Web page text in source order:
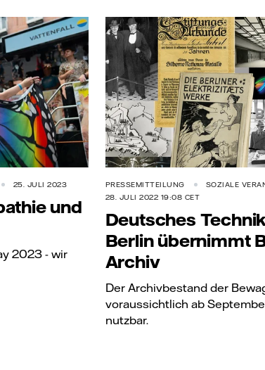
25. JULI 2023
und
2023 - wir
PRESSEMITTEILUNG
SOZIALE
28. JULI 2022 19:08 CET
Deutsches
Berlin übernimmt
Archiv
Der Archivbestand der
voraussichtlich ab
nutzbar.